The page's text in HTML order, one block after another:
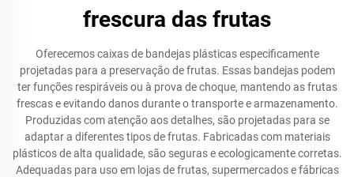
frescura das frutas
Oferecemos caixas de bandejas plásticas especificamente
projetadas para a preservação de frutas. Essas bandejas podem
ter funções respiráveis ou à prova de choque, mantendo as frutas
frescas e evitando danos durante o transporte e armazenamento.
Produzidas com atenção aos detalhes, são projetadas para se
adaptar a diferentes tipos de frutas. Fabricadas com materiais
plásticos de alta qualidade, são seguras e ecologicamente corretas.
Adequadas para uso em lojas de frutas, supermercados e fábricas